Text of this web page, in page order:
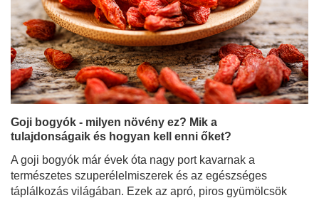
Goji bogyók - milyen növény ez? Mik a
tulajdonságaik és hogyan kell enni őket?
A goji bogyók már évek óta nagy port kavarnak a
természetes szuperélelmiszerek és az egészséges
táplálkozás világában. Ezek az apró, piros gyümölcsök